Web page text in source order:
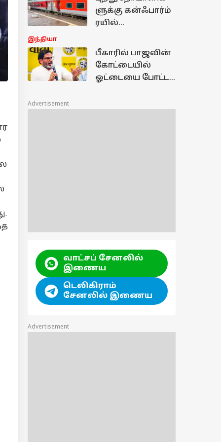
மாற்றம்! ரூ.2.37
லட்சம் கோடி
கணக்கு...
ளுக்கு கன்ஃபார்ம்
ரயில்
பெறுவது எப்படி? -
அமைச்சர் தகவல்!
இந்தியா
பீகாரில் பாஜவின்
கோட்டையில்
ஓட்டையை போட்ட
Advertisement
வாட்சப் சேனலில்
இணைய
டெலிகிராம்
சேனலில் இணைய
Advertisement